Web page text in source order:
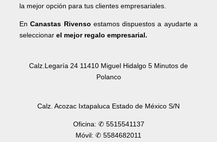
la mejor opción para tus clientes empresariales.
EnCanastas Rivenso estamos dispuestos a ayudarte a
seleccionar el mejor regalo empresarial.
Calz.Legaría 24 11410 Miguel Hidalgo 5 Minutos de
Polanco
Calz. Acozac Ixtapaluca Estado de México S/N
Oficina: ✆ 5515541137
Móvil: ✆ 5584682011